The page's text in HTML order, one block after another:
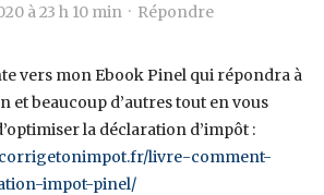
à 23 h 10 min · Répondre
vers mon Ebook Pinel qui répondra à
et beaucoup d’autres tout en vous
la déclaration d’impôt :
livre-comment-
impot-pinel/